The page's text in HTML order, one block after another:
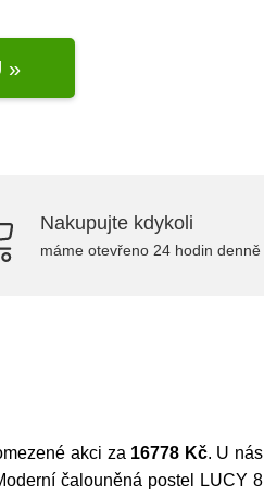
»
Nakupujte kdykoli
máme otevřeno 24 hodin denně
akci za 16778 Kč. U nás
čalouněná postel LUCY 8